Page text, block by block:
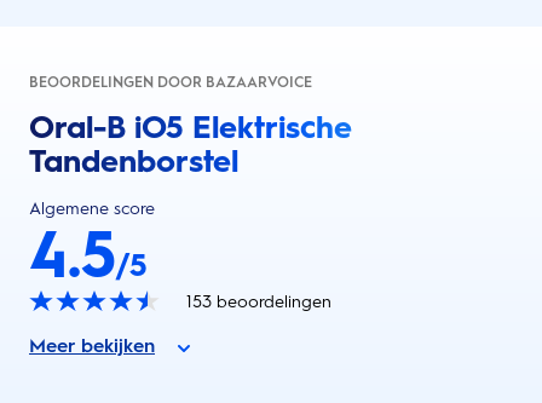
BEOORDELINGEN DOOR BAZAARVOICE
Oral-B iO5 Elektrische
Tandenborstel
Algemene score
4.5/5
153 beoordelingen
Meer bekijken